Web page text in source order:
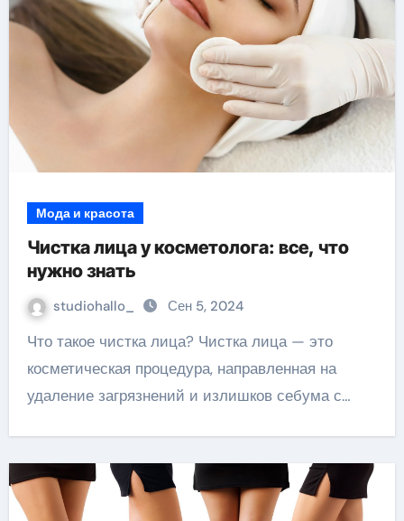
Мода и красота
Чистка лица у косметолога: все, что
нужно знать
studiohallo_ Сен 5, 2024
Что такое чистка лица? Чистка лица — это
косметическая процедура, направленная на
удаление загрязнений и излишков себума с…